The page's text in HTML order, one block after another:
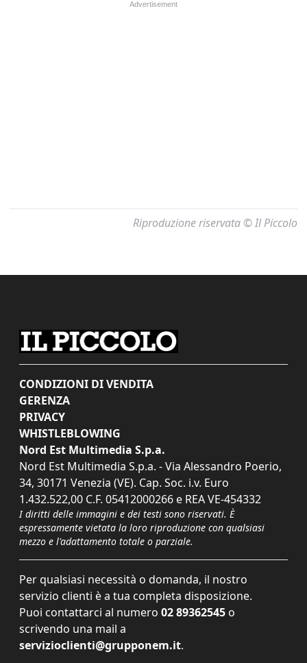
Riproduzione riservata © Il Piccolo
CONDIZIONI DI VENDITA
GERENZA
PRIVACY
WHISTLEBLOWING
Nord Est Multimedia S.p.a.
Nord Est Multimedia S.p.a. - Via Alessandro Poerio,
34, 30171 Venezia (VE). Cap. Soc. i.v. Euro
1.432.522,00 C.F. 05412000266 e REA VE-454332
I diritti delle immagini e dei testi sono riservati. È
espressamente vietata la loro riproduzione con qualsiasi
mezzo e l'adattamento totale o parziale.
Per qualsiasi necessità o domanda, il nostro
servizio clienti è a tua completa disposizione.
Puoi contattarci al numero 02 89362545 o
scrivendo una mail a
servizioclienti@grupponem.it.